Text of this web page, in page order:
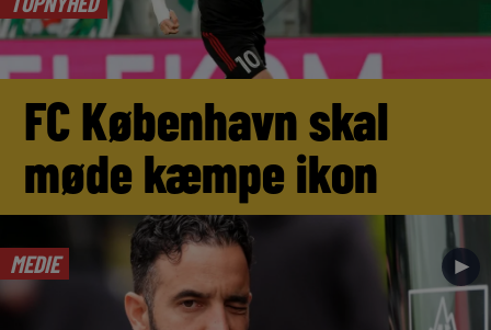
FC København skal
møde kæmpe ikon
MEDIE ►